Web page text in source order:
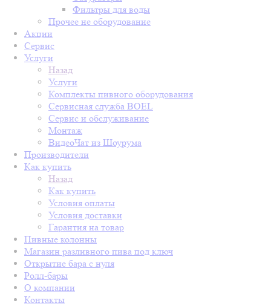
Фильтры для воды
Прочее не оборудование
Акции
Сервис
Услуги
Назад
Услуги
Комплекты пивного оборудования
Сервисная служба BOEL
Сервис и обслуживание
Монтаж
ВидеоЧат из Шоурума
Производители
Как купить
Назад
Как купить
Условия оплаты
Условия доставки
Гарантия на товар
Пивные колонны
Магазин разливного пива под ключ
Открытие бара с нуля
Ролл-бары
О компании
Контакты